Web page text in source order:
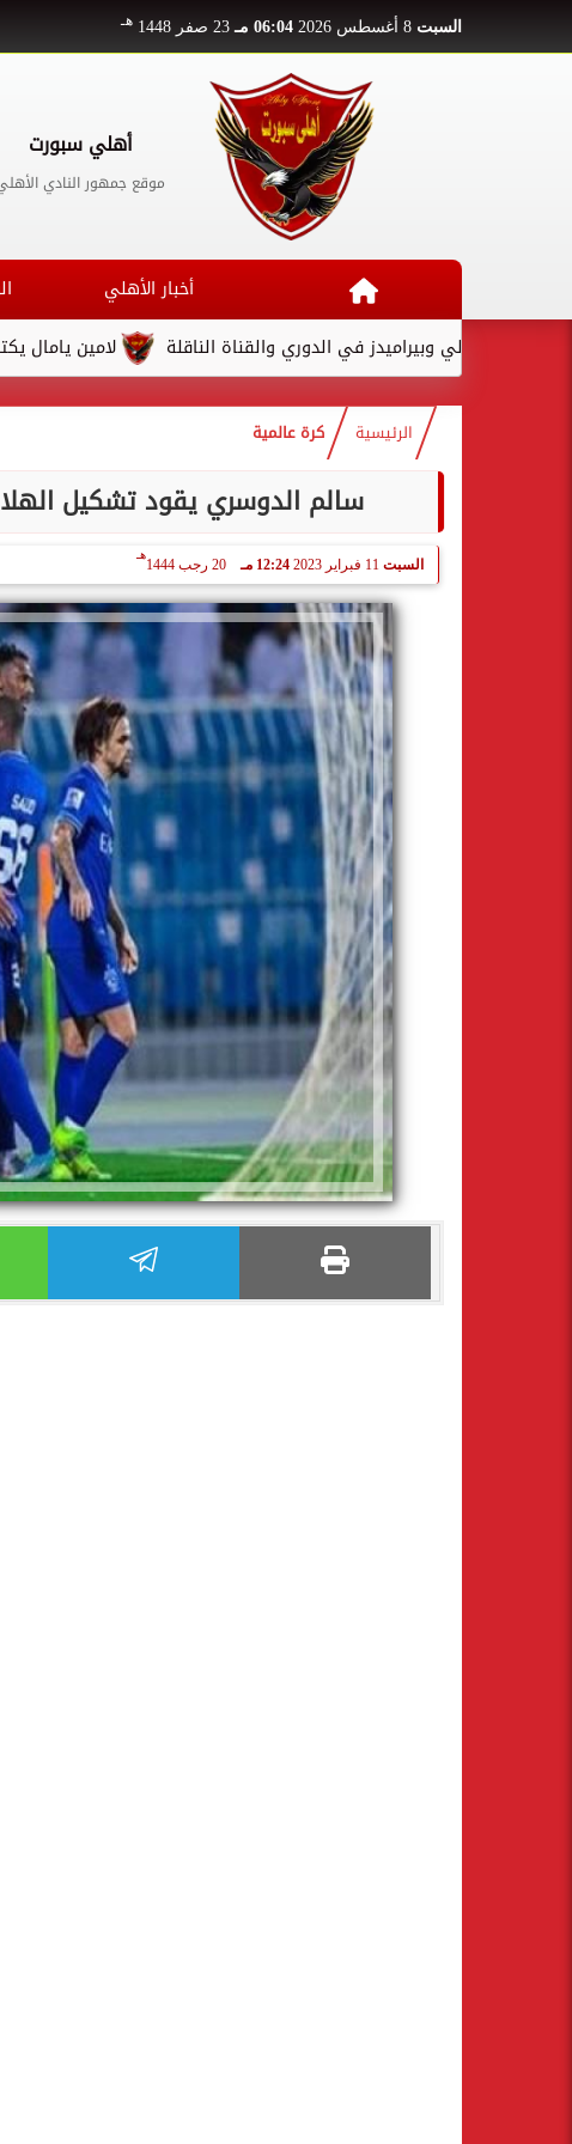
السبت 06:04 مـ 23 صفر 1448 هـ
أهلي سبورت
موقع جمهور النادي
أخبار الأهلي
لامين يامال يكتب الأهلي وبيراميدز في الدوري والقناة الناقلة
الرئيسية كرة عالمية
سالم الدوسري يقود تشكيل
السبت 12:24 مـ 20 رجب 1444
هـ